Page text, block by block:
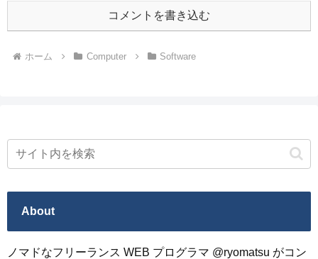
コメントを書き込む
ホーム Computer Software
About
ノマドなフリーランス WEB プログラマ @ryomatsu がコン